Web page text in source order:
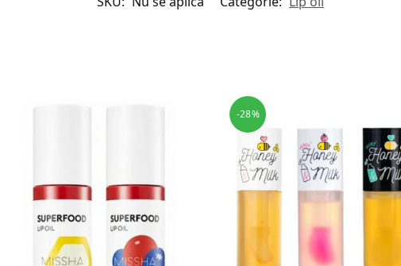
-28%